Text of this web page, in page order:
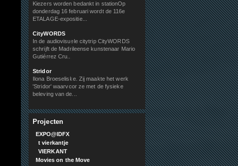
Kiezers worden bedankt in stationOp
donderdag 16 februari wordt de 116e
ETALAGE-expositie...
CityWORDS
In de audiovisuele citytrip CityWORDS
schrijft de Madrileense kunstenaar Mario
Gutiérrez Cru...
Stridor
Ilona Broeseliske. Zij maakte het werk
'Stridor' waarvoor ze met de fysieke
beleving van de...
Projecten
EXPO@IDFX
t vierkantje
VIERKANT
Movies on the Move